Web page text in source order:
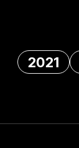
2021